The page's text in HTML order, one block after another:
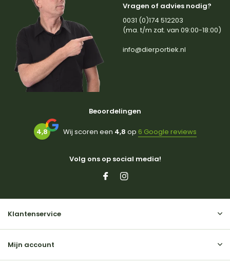
Vragen of advies nodig?
0031 (0)174 512203
(ma. t/m zat. van 09:00-18:00)
info@dierportiek.nl
Beoordelingen
4,8 Wij scoren een 4,8 op 6 Google reviews
Volg ons op social media!
Klantenservice
Mijn account